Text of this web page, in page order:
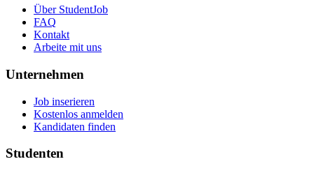
Über StudentJob
FAQ
Kontakt
Arbeite mit uns
Unternehmen
Job inserieren
Kostenlos anmelden
Kandidaten finden
Studenten